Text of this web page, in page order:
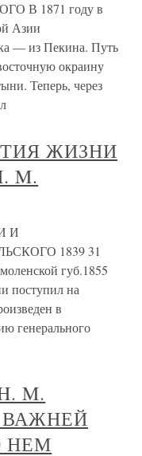
В 1871 году в
Азии
— из Пекина. Путь
окраину
Теперь, через
ЖИЗНИ
M.
И
1839 31
губ.1855
поступил на
в
генерального
M.
ВАЖНЕЙ
НЕМ